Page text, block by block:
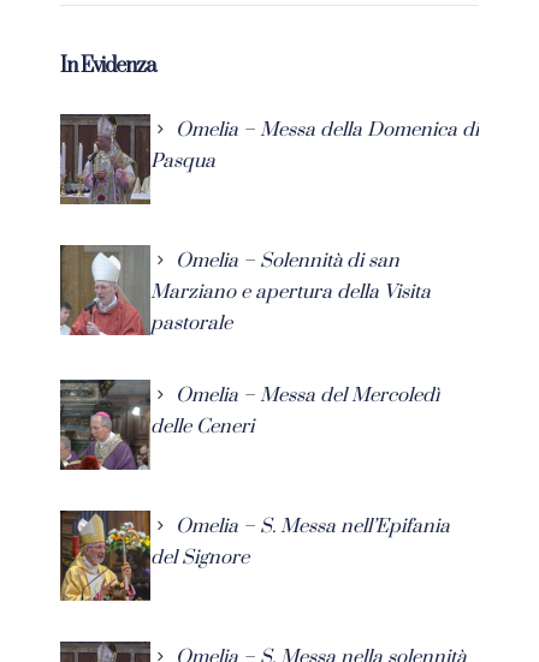
In Evidenza
Omelia – Messa della Domenica di
Pasqua
Omelia – Solennità di san
Marziano e apertura della Visita
pastorale
Omelia – Messa del Mercoledì
delle Ceneri
Omelia – S. Messa nell’Epifania
del Signore
Omelia – S. Messa nella solennità